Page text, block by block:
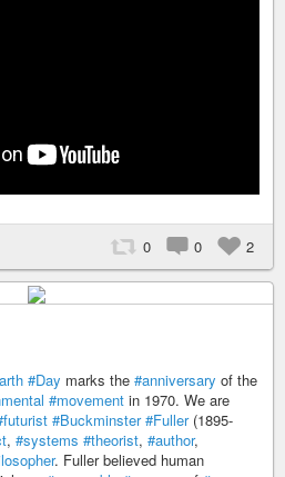
0 0 2
#Day marks the #anniversary of the
#movement in 1970. We are
#Buckminster #Fuller(1895-
, #systems #theorist, #author,
. Fuller believed human